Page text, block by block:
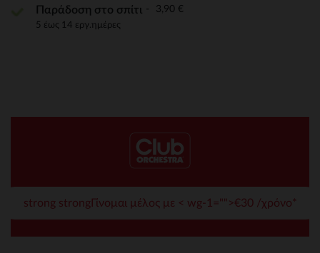
Παράδοση στο σπίτι 3,90 €
5 έως 14 εργ.ημέρες
strong strongΓίνομαι μέλος με < wg-1="">€30 /χρόνο*